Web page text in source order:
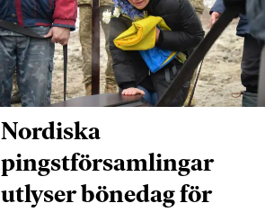
Nordiska
pingstförsamlingar
utlyser bönedag för